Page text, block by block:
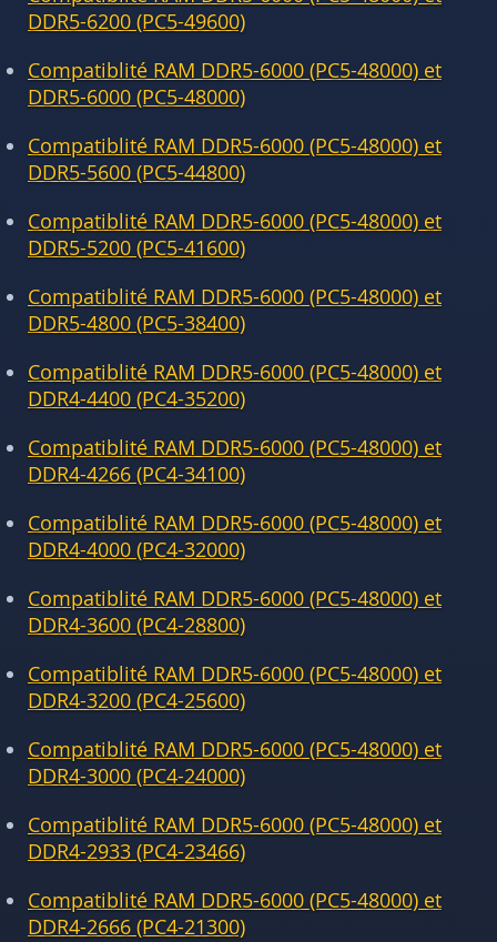
DDR5-6200 (PC5-49600)
Compatiblité RAM DDR5-6000 (PC5-48000) et
DDR5-6000 (PC5-48000)
Compatiblité RAM DDR5-6000 (PC5-48000) et
DDR5-5600 (PC5-44800)
Compatiblité RAM DDR5-6000 (PC5-48000) et
DDR5-5200 (PC5-41600)
Compatiblité RAM DDR5-6000 (PC5-48000) et
DDR5-4800 (PC5-38400)
Compatiblité RAM DDR5-6000 (PC5-48000) et
DDR4-4400 (PC4-35200)
Compatiblité RAM DDR5-6000 (PC5-48000) et
DDR4-4266 (PC4-34100)
Compatiblité RAM DDR5-6000 (PC5-48000) et
DDR4-4000 (PC4-32000)
Compatiblité RAM DDR5-6000 (PC5-48000) et
DDR4-3600 (PC4-28800)
Compatiblité RAM DDR5-6000 (PC5-48000) et
DDR4-3200 (PC4-25600)
Compatiblité RAM DDR5-6000 (PC5-48000) et
DDR4-3000 (PC4-24000)
Compatiblité RAM DDR5-6000 (PC5-48000) et
DDR4-2933 (PC4-23466)
Compatiblité RAM DDR5-6000 (PC5-48000) et
DDR4-2666 (PC4-21300)